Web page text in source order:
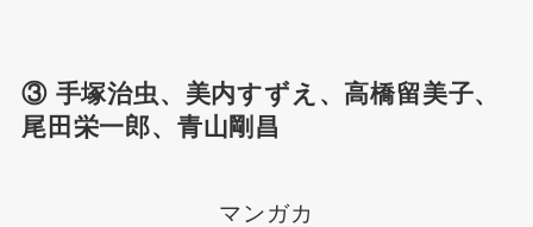
③ 手塚治虫、美内すずえ、高橋留美子、
尾田栄一郎、青山剛昌
マンガカ